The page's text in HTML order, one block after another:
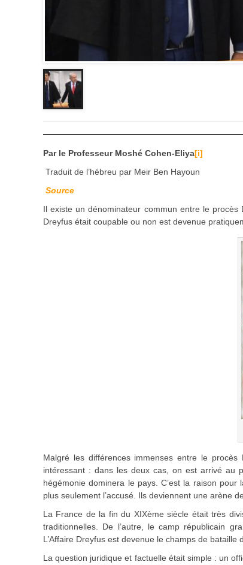
Par le Professeur Moshé Cohen-Eliya[i]
Traduit de l’hébreu par Meir Ben Hayoun
Source
Il existe un dénominateur commun entre le
Dreyfus était coupable ou non est devenue
Malgré les différences immenses entre le procès
intéressant : dans les deux cas, on est arrivé au
hégémonie dominera le pays. C’est la raison
plus seulement l’accusé. Ils deviennent une arène
La France de la fin du XIXème siècle était très
traditionnelles. De l’autre, le camp républicain
L’Affaire Dreyfus est devenue le champs de bataille
La question juridique et factuelle était simple : un